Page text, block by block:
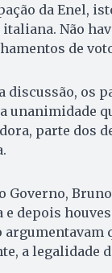
da Enel,
italiana. Não
de
discussão, os
unanimidade
parte dos
Governo,
e depois
argumentavam
a legalidade